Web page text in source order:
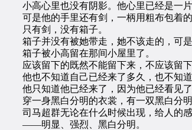
小高心里也没有阴影。他心里已经是一片
可是他的手里还有剑，一柄用粗布包着的
只有剑，没有箱子。
箱子并没有被她带走，她不该走的，可是
箱子被小高留在那间小屋里了。
应该留下的既然不能留下来，不应该留下
他也不知道自己已经来了多久，也不知道
他只知道他已经来了，因为他已经看见了
穿一身黑白分明的衣裳，有一双黑白分明
司马超群无论在什么时候出现，给人的感
——明显、强烈、黑白分明。